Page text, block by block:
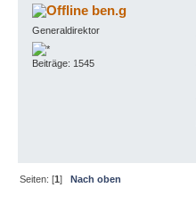
ben.g
Generaldirektor
Beiträge: 1545
Seiten: [1]Nach oben